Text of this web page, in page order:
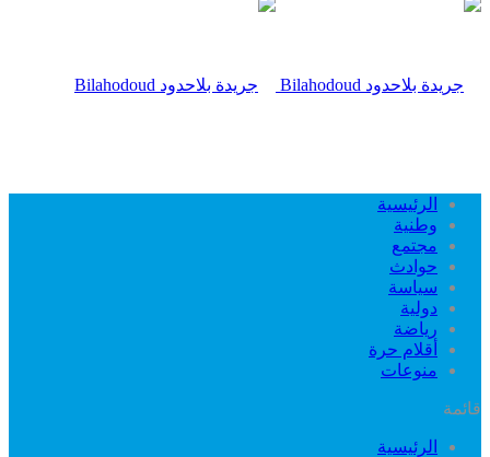
الرئيسية
وطنية
مجتمع
حوادث
سياسة
دولية
رياضة
أقلام حرة
منوعات
قائمة
الرئيسية